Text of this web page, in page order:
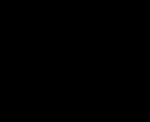
персонал, быстрое